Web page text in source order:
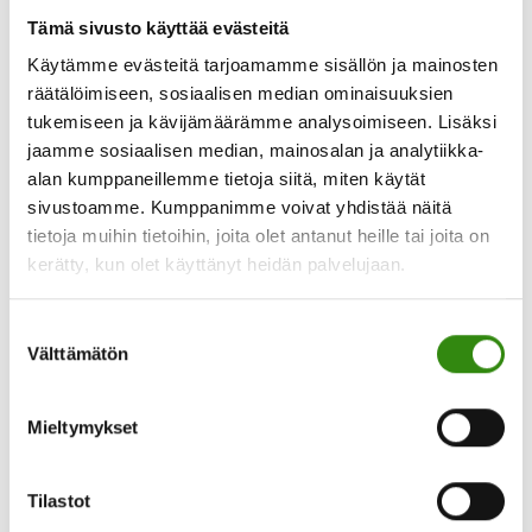
Tämä sivusto käyttää evästeitä
Käytämme evästeitä tarjoamamme sisällön ja mainosten
räätälöimiseen, sosiaalisen median ominaisuuksien
tukemiseen ja kävijämäärämme analysoimiseen. Lisäksi
jaamme sosiaalisen median, mainosalan ja analytiikka-
alan kumppaneillemme tietoja siitä, miten käytät
sivustoamme. Kumppanimme voivat yhdistää näitä
tietoja muihin tietoihin, joita olet antanut heille tai joita on
kerätty, kun olet käyttänyt heidän palvelujaan.
valinta
Välttämätön
Mieltymykset
Tilastot
lapset eivät olleet koliikkivauvoja, joten tämä tuli
täysin uutena. Itkua oli paljon päivisin, ja öisin
herättiin parin tunnin välein. …[Lue lisää...]tietoa”Pienikin
apu
voi
avata
isoja
solmuja”
–
Jelppi
toi
apua
uupuneen
lapsiperheen
BLOGI | Puhuminen kannattaa aina
sukupolvenvaihdosprosesseissa toistuu kerta
toisensa jälkeen sama asia. Koska kyse on ihmisten
enemmän kaikesta. Vaikka sukupolvenvaihdos on
aina myös taloudellinen ja juridinen asia, on tiedon